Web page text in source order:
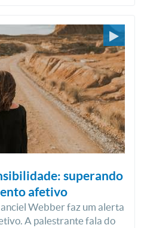
superando
afetivo
Webber faz um alerta
A palestrante fala do